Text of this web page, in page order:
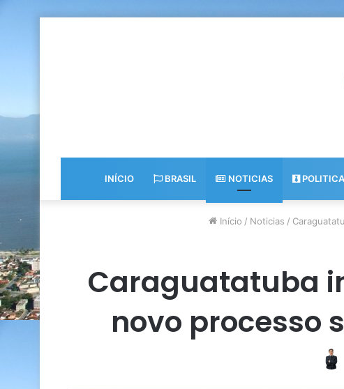
INÍCIO BRASIL NOTICIAS POLITICA
Início / Noticias /
Caraguatatuba
novo processo